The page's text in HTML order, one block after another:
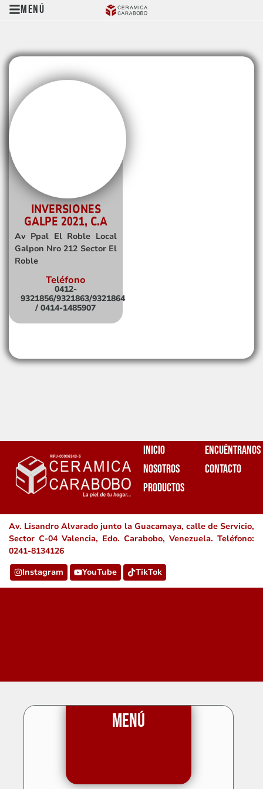
Menú
INVERSIONES
GALPE 2021, C.A
Av Ppal El Roble Local
Galpon Nro 212 Sector El
Roble
Teléfono
0412-
9321856/9321863/9321864
/ 0414-1485907
Inicio
Nosotros
Productos
Encuéntranos
Contacto
Av. Lisandro Alvarado junto la Guacamaya, calle de Servicio,
Sector C-04 Valencia, Edo. Carabobo, Venezuela. Teléfono:
0241-8134126
Instagram
YouTube TikTok
Menú